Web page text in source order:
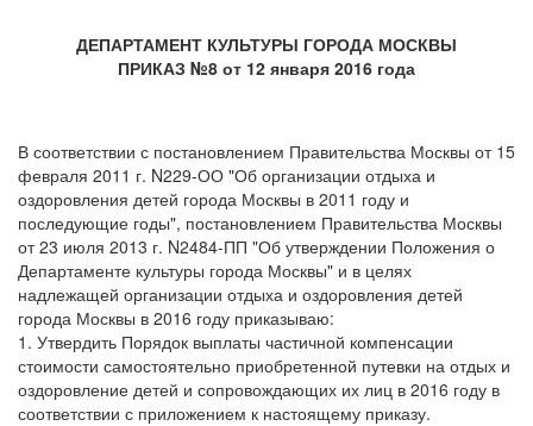
ДЕПАРТАМЕНТ КУЛЬТУРЫ ГОРОДА МОСКВЫ
ПРИКАЗ №8 от 12 января 2016 года
В соответствии с постановлением Правительства Москвы от 15
февраля 2011 г. N229-ОО "Об организации отдыха и
оздоровления детей города Москвы в 2011 году и
последующие годы", постановлением Правительства Москвы
от 23 июля 2013 г. N2484-ПП "Об утверждении Положения о
Департаменте культуры города Москвы" и в целях
надлежащей организации отдыха и оздоровления детей
города Москвы в 2016 году приказываю:
1. Утвердить Порядок выплаты частичной компенсации
стоимости самостоятельно приобретенной путевки на отдых и
оздоровление детей и сопровождающих их лиц в 2016 году в
соответствии с приложением к настоящему приказу.